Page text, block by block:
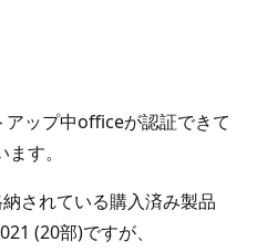
ップ中officeが認証できて
す。
されている購入済み製品
(20部)ですが、